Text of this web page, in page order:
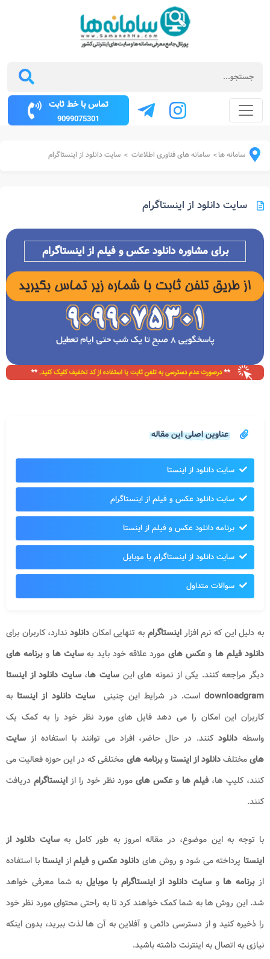
تماس با خط ثابت
9099075301
سامانه ها> سامانه های فناوری اطلاعات > سایت دانلود از اینستاگرام
سایت دانلود از اینستاگرام
برای مشاوره دانلود عکس و فیلم از اینستاگرام
عناوین اصلی این مقاله
سایت دانلود از اینستا
سایت دانلود عکس و فیلم از اینستاگرام
برنامه دانلود عکس و فیلم از اینستا
سایت دانلود از اینستاگرام با موبایل
سوالات متداول
به دلیل این که نرم افزاراینستاگرام به تنهایی امکان دانلود ندارد، کاربران برای
دانلود فیلم ها وعکس های مورد علاقه خود باید به سایت هاوبرنامه های
دیگر مراجعه کنند. یکی از نمونه های این سایت ها،سایت دانلود از اینستا
downloadgram است. در شرایط این چنینی سایت دانلود از اینستا به
کاربران این امکان را می دهد فایل های مورد نظر خود را به کمک یک
واسطه دانلودکنند. در حال حاضر، افراد می توانند با استفاده از سایت
هایمختلفدانلود از اینستاوبرنامه های مختلفی که در این حوزه فعالیت می
کنند، کلیپ ها،فیلم ها وعکس های مورد نظر خود را از اینستاگرام دریافت
کنند.
با توجه به این موضوع، در مقاله امروز به طور کامل بهسایت دانلود از
اینستا پرداخته می شود و روش های دانلود عکسوفیلماز اینستابا استفاده
ازبرنامه ها وسایت دانلود از اینستاگرام با موبایل​ به شما معرفی خواهد
شد.این روش ها به شما کمک خواهند کرد تا به راحتی محتوای مورد نظر خود
را ذخیره کنید و از دسترسی دائمی و آفلاین به آن ها لذت ببرید، بدون اینکه
نیازی به اتصال به اینترنت داشته باشید.